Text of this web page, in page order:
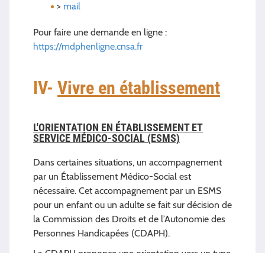
> mail
Pour faire une demande en ligne :
https://mdphenligne.cnsa.fr
IV- Vivre en établissement
L'ORIENTATION EN ÉTABLISSEMENT ET
SERVICE MÉDICO-SOCIAL (ESMS)
Dans certaines situations, un accompagnement
par un Établissement Médico-Social est
nécessaire. Cet accompagnement par un ESMS
pour un enfant ou un adulte se fait sur décision de
la Commission des Droits et de l’Autonomie des
Personnes Handicapées (CDAPH).